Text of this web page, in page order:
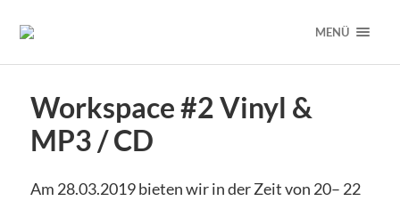
MENÜ
Workspace #2 Vinyl &
MP3 / CD
Am 28.03.2019 bieten wir in der Zeit von 20– 22